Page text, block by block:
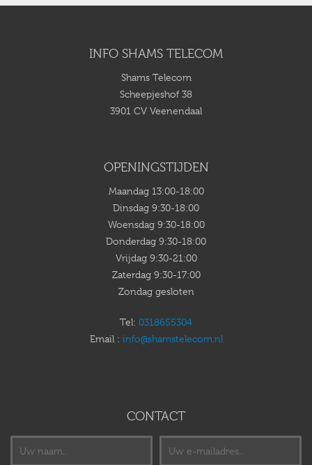
INFO SHAMS TELECOM
Shams Telecom
Scheepjeshof 38
3901 CV Veenendaal
OPENINGSTIJDEN
Maandag 13:00-18:00
Dinsdag 9:30-18:00
Woensdag 9:30-18:00
Donderdag 9:30-18:00
Vrijdag 9:30-21:00
Zaterdag 9:30-17:00
Zondag gesloten
Tel: 0318655304
Email : info@shamstelecom.nl
CONTACT